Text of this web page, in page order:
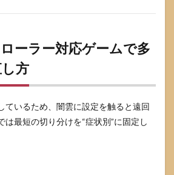
ーラー対応ゲームで多
方
ているため、闇雲に設定を触ると遠回
は最短の切り分けを“症状別”に固定し